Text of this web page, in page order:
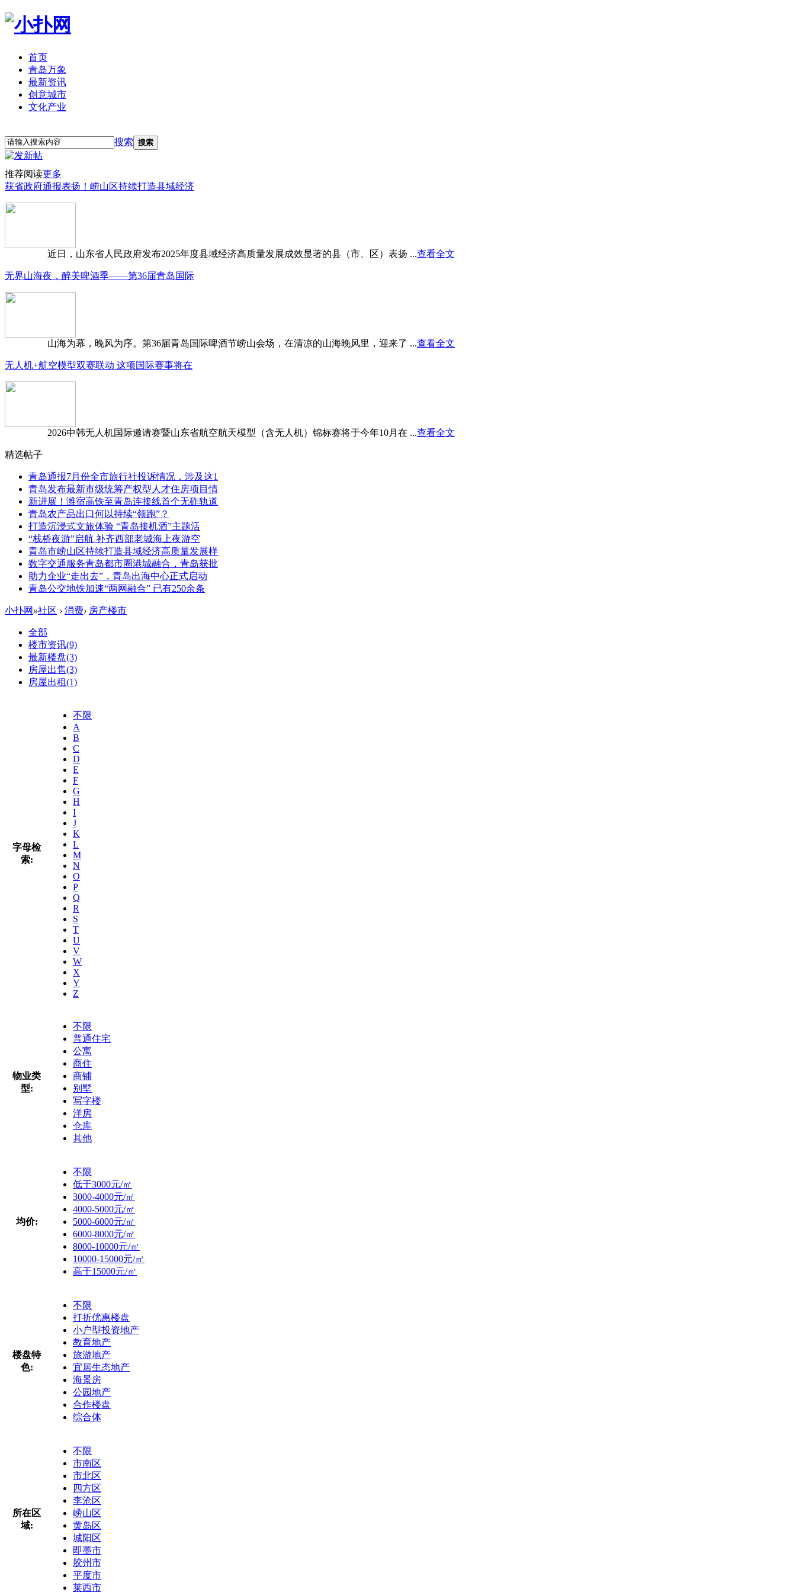
首页
青岛万象
最新资讯
创意城市
文化产业
搜索 搜索
推荐阅读更多
获省政府通报表扬！崂山区持续打造县域经济
近日，山东省人民政府发布2025年度县域经济高质量发展成效显著的县（市、区）表扬 ...查看全文
无界山海夜，醉美啤酒季——第36届青岛国际
山海为幕，晚风为序。第36届青岛国际啤酒节崂山会场，在清凉的山海晚风里，迎来了 ...查看全文
无人机+航空模型双赛联动 这项国际赛事将在
2026中韩无人机国际邀请赛暨山东省航空航天模型（含无人机）锦标赛将于今年10月在 ...查看全文
精选帖子
青岛通报7月份全市旅行社投诉情况，涉及这1
青岛发布最新市级统筹产权型人才住房项目情
新进展！潍宿高铁至青岛连接线首个无砟轨道
青岛农产品出口何以持续“领跑”？
打造沉浸式文旅体验 “青岛接机酒”主题活
“栈桥夜游”启航 补齐西部老城海上夜游空
青岛市崂山区持续打造县域经济高质量发展样
数字交通服务青岛都市圈港城融合，青岛获批
助力企业“走出去”，青岛出海中心正式启动
青岛公交地铁加速“两网融合” 已有250余条
小扑网 »社区 › 消费› 房产楼市
全部
楼市资讯(9)
最新楼盘(3)
房屋出售(3)
房屋出租(1)
字母检
索:
不限
A
B
C
D
E
F
G
H
I
J
K
L
M
N
O
P
Q
R
S
T
U
V
W
X
Y
Z
物业类
型:
不限
普通住宅
公寓
商住
商铺
别墅
写字楼
洋房
仓库
其他
均价:
不限
低于3000元/㎡
3000-4000元/㎡
4000-5000元/㎡
5000-6000元/㎡
6000-8000元/㎡
8000-10000元/㎡
10000-15000元/㎡
高于15000元/㎡
楼盘特
色:
不限
打折优惠楼盘
小户型投资地产
教育地产
旅游地产
宜居生态地产
海景房
公园地产
合作楼盘
综合体
所在区
域:
不限
市南区
市北区
四方区
李沧区
崂山区
黄岛区
城阳区
即墨市
胶州市
平度市
莱西市